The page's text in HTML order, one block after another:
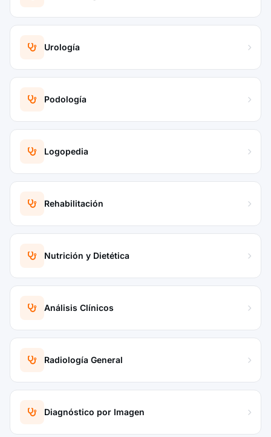
Urología
Podología
Logopedia
Rehabilitación
Nutrición y Dietética
Análisis Clínicos
Radiología General
Diagnóstico por Imagen